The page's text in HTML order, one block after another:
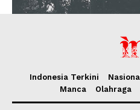
Indonesia Terkini
Manca
Olahraga